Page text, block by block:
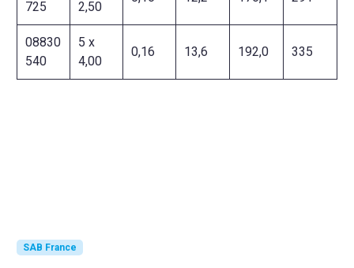
725
2,50
08830
540
5 x
4,00
0,16 13,6 192,0 335
SAB France